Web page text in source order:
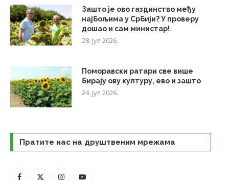
Зашто је ово газдинство међу
најбољима у Србији? У проверу
дошао и сам министар!
28. јул 2026.
Поморавски ратари све више
бирају ову културу, ево и зашто
24. јул 2026.
Пратите нас на друштвеним мрежама